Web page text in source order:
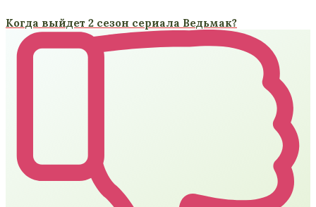
Когда выйдет 2 сезон сериала Ведьмак?